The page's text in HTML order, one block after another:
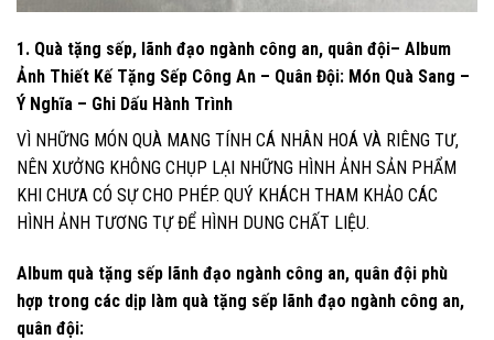
1. Quà tặng sếp, lãnh đạo ngành công an, quân đội– Album
Ảnh Thiết Kế Tặng Sếp Công An – Quân Đội: Món Quà Sang –
Ý Nghĩa – Ghi Dấu Hành Trình
VÌ NHỮNG MÓN QUÀ MANG TÍNH CÁ NHÂN HOÁ VÀ RIÊNG TƯ,
NÊN XƯỞNG KHÔNG CHỤP LẠI NHỮNG HÌNH ẢNH SẢN PHẨM
KHI CHƯA CÓ SỰ CHO PHÉP. QUÝ KHÁCH THAM KHẢO CÁC
HÌNH ẢNH TƯƠNG TỰ ĐỂ HÌNH DUNG CHẤT LIỆU.
Album quà tặng sếp lãnh đạo ngành công an, quân đội phù
hợp trong các dịp làm quà tặng sếp lãnh đạo ngành công an,
quân đội: